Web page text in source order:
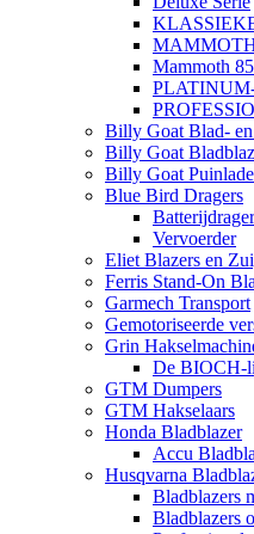
Mammoth
Billy Goat Blad-
Billy Goat
Billy Goat
Blue Bird Dragers
Batterijdrager
Vervoerder
Eliet Blazers en
Ferris Stand-On
Garmech Transport
Gemotoriseerde
Grin
De BIOCH-
GTM Dumpers
GTM Hakselaars
Honda Bladblazer
Accu
Husqvarna
Bladblazers
Bladblazers